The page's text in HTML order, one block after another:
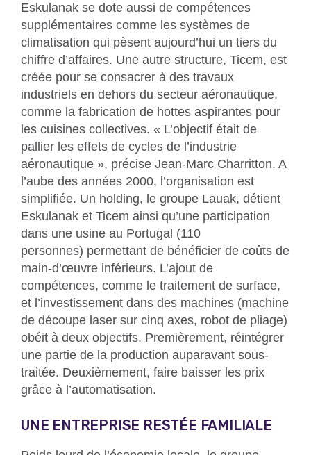
Eskulanak se dote aussi de compétences
supplémentaires comme les systèmes de
climatisation qui pèsent aujourd’hui un tiers du
chiffre d’affaires. Une autre structure, Ticem, est
créée pour se consacrer à des travaux
industriels en dehors du secteur aéronautique,
comme la fabrication de hottes aspirantes pour
les cuisines collectives. « L’objectif était de
pallier les effets de cycles de l’industrie
aéronautique », précise Jean-Marc Charritton. A
l’aube des années 2000, l’organisation est
simplifiée. Un holding, le groupe Lauak, détient
Eskulanak et Ticem ainsi qu’une participation
dans une usine au Portugal (110
personnes) permettant de bénéficier de coûts de
main-d’œuvre inférieurs. L’ajout de
compétences, comme le traitement de surface,
et l’investissement dans des machines (machine
de découpe laser sur cinq axes, robot de pliage)
obéit à deux objectifs. Premièrement, réintégrer
une partie de la production auparavant sous-
traitée. Deuxièmement, faire baisser les prix
grâce à l’automatisation.
UNE ENTREPRISE RESTÉE FAMILIALE